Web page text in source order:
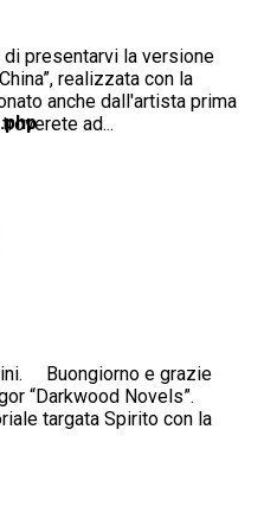
presentarvi la versione
realizzata con la
anche dall'artista prima
ad...
Buongiorno e grazie
“Darkwood Novels”.
targata Spirito con la